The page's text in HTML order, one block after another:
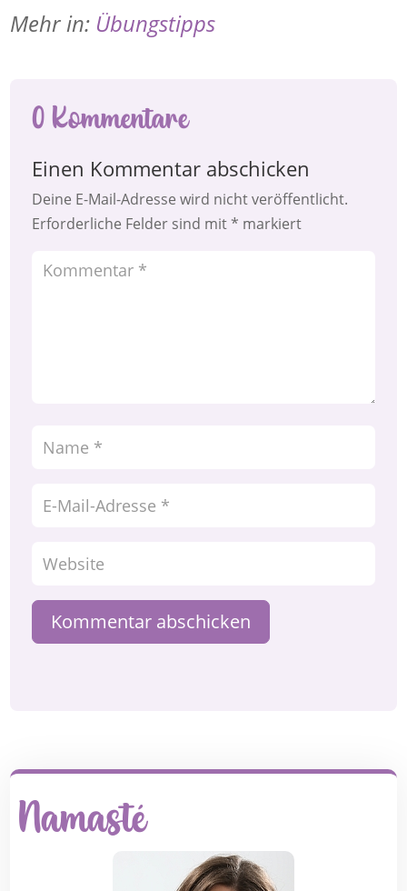
Mehr in: Übungstipps
0 Kommentare
Einen Kommentar abschicken
Deine E-Mail-Adresse wird nicht veröffentlicht.
Erforderliche Felder sind mit* markiert
Kommentar abschicken
Namasté